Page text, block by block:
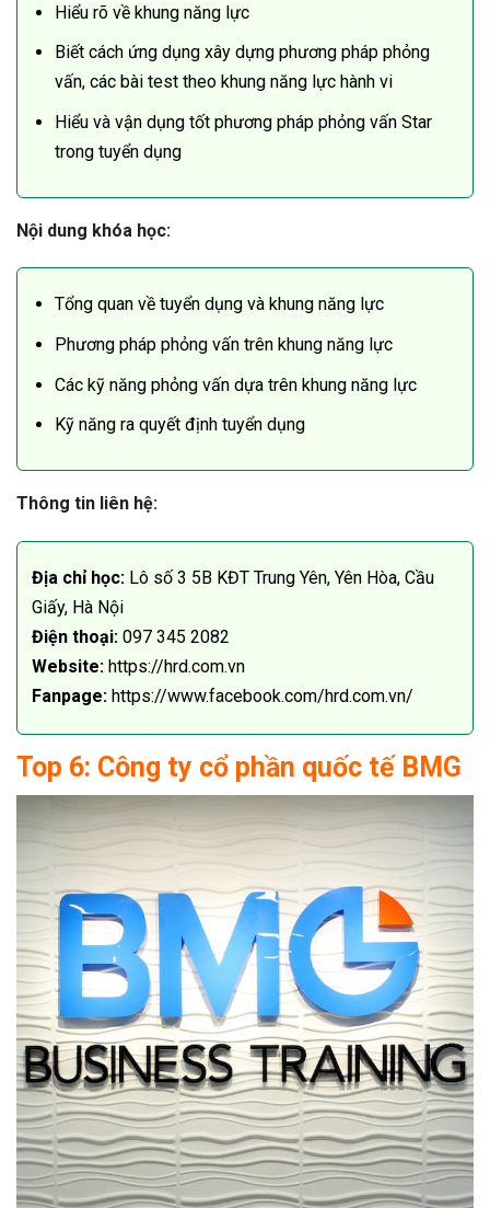
Hiểu rõ về khung năng lực
Biết cách ứng dụng xây dựng phương pháp phỏng
vấn, các bài test theo khung năng lực hành vi
Hiểu và vận dụng tốt phương pháp phỏng vấn Star
trong tuyển dụng
Nội dung khóa học:
Tổng quan về tuyển dụng và khung năng lực
Phương pháp phỏng vấn trên khung năng lực
Các kỹ năng phỏng vấn dựa trên khung năng lực
Kỹ năng ra quyết định tuyển dụng
Thông tin liên hệ:
Địa chỉ học: Lô số 3 5B KĐT Trung Yên, Yên Hòa, Cầu
Giấy, Hà Nội
Điện thoại: 097 345 2082
Website: https://hrd.com.vn
Fanpage: https://www.facebook.com/hrd.com.vn/
Top 6: Công ty cổ phần quốc tế BMG